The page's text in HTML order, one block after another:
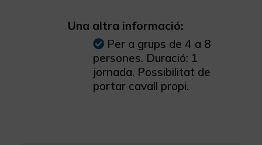
Una altra informació:
Per a grups de 4 a 8
persones. Duració: 1
jornada. Possibilitat de
portar cavall propi.